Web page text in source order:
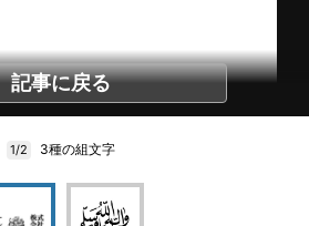
記事に戻る
1/2 3種の組文字